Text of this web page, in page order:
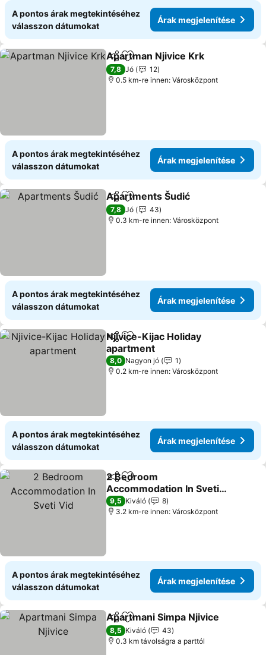
A pontos árak megtekintéséhez
válasszon dátumokat
Árak megjelenítése
Megosztás
Hozzáadás a kedvencekhez
Apartman Njivice Krk
7,8 Jó
12
0.5 km-re innen: Városközpont
A pontos árak megtekintéséhez
válasszon dátumokat
Árak megjelenítése
Megosztás
Hozzáadás a kedvencekhez
Apartments Šudić
7,8 Jó
43
0.3 km-re innen: Városközpont
A pontos árak megtekintéséhez
válasszon dátumokat
Árak megjelenítése
Megosztás
Hozzáadás a kedvencekhez
Njivice-Kijac Holiday
apartment
8,0 Nagyon jó
1
0.2 km-re innen: Városközpont
A pontos árak megtekintéséhez
válasszon dátumokat
Árak megjelenítése
Megosztás
Hozzáadás a kedvencekhez
2 Bedroom
Accommodation In Sveti
Vid
9,5 Kiváló
8
3.2 km-re innen: Városközpont
A pontos árak megtekintéséhez
válasszon dátumokat
Árak megjelenítése
Megosztás
Hozzáadás a kedvencekhez
Apartmani Simpa Njivice
8,5 Kiváló
43
0.3 km távolságra a parttól